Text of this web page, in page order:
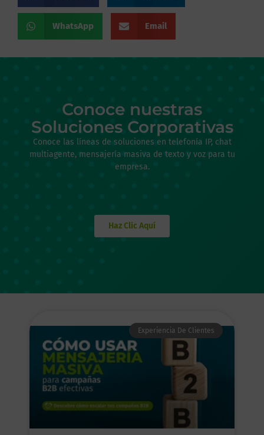
WhatsApp Email
Conoce nuestras
Soluciones Corporativas
Conoce las líneas de soluciones en telefonía IP, chat
multiagente, mensajería masiva de texto y voz para tu
empresa.
Haz Clic Aquí
Experiencia De Clientes